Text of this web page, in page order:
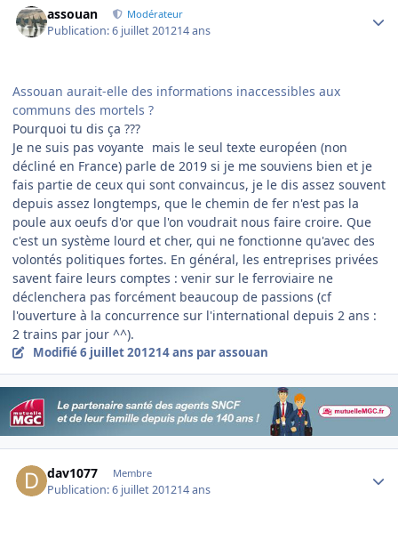
assouan Modérateur
Publication:6 juillet 201214 ans
Assouan aurait-elle des informations inaccessibles aux
communs des mortels ?
Pourquoi tu dis ça ???
Je ne suis pas voyante mais le seul texte européen (non
décliné en France) parle de 2019 si je me souviens bien et je
fais partie de ceux qui sont convaincus, je le dis assez souvent
depuis assez longtemps, que le chemin de fer n'est pas la
poule aux oeufs d'or que l'on voudrait nous faire croire. Que
c'est un système lourd et cher, qui ne fonctionne qu'avec des
volontés politiques fortes. En général, les entreprises privées
savent faire leurs comptes : venir sur le ferroviaire ne
déclenchera pas forcément beaucoup de passions (cf
l'ouverture à la concurrence sur l'international depuis 2 ans :
2 trains par jour ^^).
Modifié6 juillet 201214 ans par assouan
dav1077 Membre
Publication:6 juillet 201214 ans